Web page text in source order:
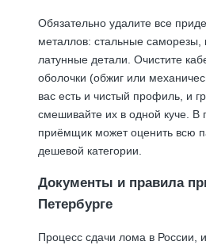
Обязательно удалите все
металлов: стальные саморезы,
латунные детали. Очистите
оболочки (обжиг или
вас есть и чистый профиль, и
смешивайте их в одной куче. В
приёмщик может оценить всю
дешевой категории.
Документы и правила
Петербурге
Процесс сдачи лома в России,